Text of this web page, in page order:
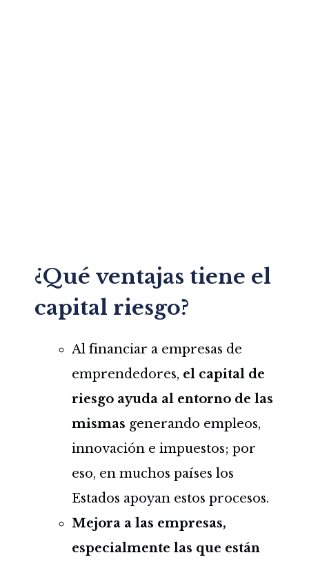
¿Qué ventajas tiene el
capital riesgo?
Al financiar a empresas de
emprendedores, el capital de
riesgo ayuda al entorno de las
mismas generando empleos,
innovación e impuestos; por
eso, en muchos países los
Estados apoyan estos procesos.
Mejora a las empresas,
especialmente las que están